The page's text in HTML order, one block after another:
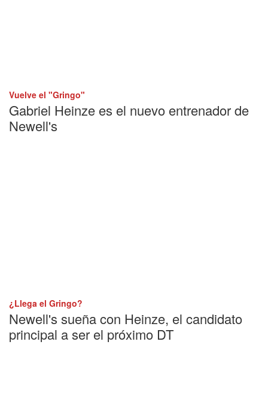
Vuelve el "Gringo"
Gabriel Heinze es el nuevo entrenador de
Newell's
¿Llega el Gringo?
Newell's sueña con Heinze, el candidato
principal a ser el próximo DT